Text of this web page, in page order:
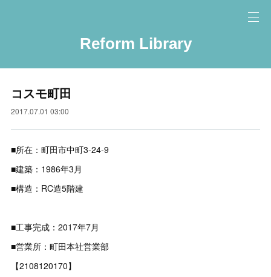
Reform Library
コスモ町田
2017.07.01 03:00
■所在：町田市中町3-24-9
■建築：1986年3月
■構造：RC造5階建
■工事完成：2017年7月
■営業所：町田本社営業部
【2108120170】